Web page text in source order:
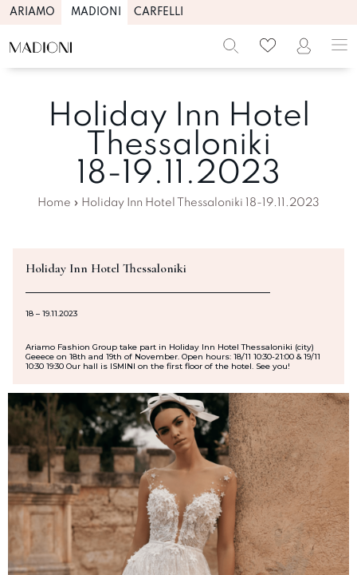
ARIAMO MADIONI CARFELLI
Holiday Inn Hotel
Thessaloniki
18-19.11.2023
Home » Holiday Inn Hotel Thessaloniki 18-19.11.2023
Holiday Inn Hotel Thessaloniki
18 – 19.11.2023
Ariamo Fashion Group take part in Holiday Inn Hotel Thessaloniki (city)
Geeece on 18th and 19th of November. Open hours: 18/11 10:30-21:00 & 19/11
10:30 19:30 Our hall is ISMINI on the first floor of the hotel. See you!